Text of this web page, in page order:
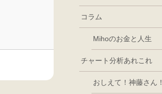
コラム
Mihoのお金と人生
チャート分析あれこれ
おしえて！神藤さん！